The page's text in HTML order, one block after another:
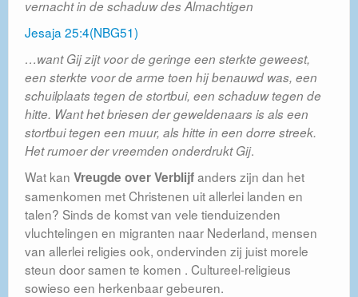
Publicatieplicht Standaardformulier ANBI
vernacht in de schaduw des Almachtigen
Jesaja 25:4(NBG51)
…want Gij zijt voor de geringe een sterkte geweest,
een sterkte voor de arme toen hij benauwd was, een
schuilplaats tegen de stortbui, een schaduw tegen de
hitte. Want het briesen der geweldenaars is als een
stortbui tegen een muur, als hitte in een dorre streek.
Het rumoer der vreemden onderdrukt Gij.
Wat kan Vreugde over Verblijfanders zijn dan het
samenkomen met Christenen uit allerlei landen en
talen? Sinds de komst van vele tienduizenden
vluchtelingen en migranten naar Nederland, mensen
van allerlei religies ook, ondervinden zij juist morele
steun door samen te komen . Cultureel-religieus
sowieso een herkenbaar gebeuren.